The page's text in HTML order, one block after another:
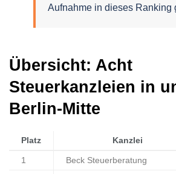
Aufnahme in dieses Ranking
Übersicht: Acht
Steuerkanzleien in
Berlin-Mitte
Platz Kanzlei
1 Beck Steuerberatung